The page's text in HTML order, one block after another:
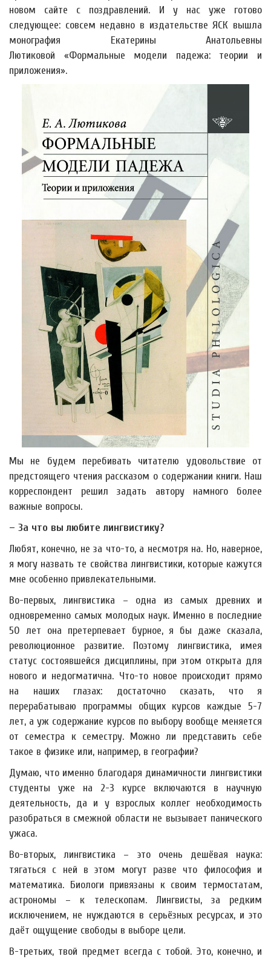
новом сайте с поздравлений. И у нас уже готово
следующее: совсем недавно в издательстве ЯСК вышла
монография Екатерины Анатольевны
Лютиковой «Формальные модели падежа: теории и
приложения».
Мы не будем перебивать читателю удовольствие от
предстоящего чтения рассказом о содержании книги. Наш
корреспондент решил задать автору намного более
важные вопросы.
– За что вы любите лингвистику?
Любят, конечно, не за что-то, а несмотря на. Но, наверное,
я могу назвать те свойства лингвистики, которые кажутся
мне особенно привлекательными.
Во-первых, лингвистика – одна из самых древних и
одновременно самых молодых наук. Именно в последние
50 лет она претерпевает бурное, я бы даже сказала,
революционное развитие. Поэтому лингвистика, имея
статус состоявшейся дисциплины, при этом открыта для
нового и недогматична. Что-то новое происходит прямо
на наших глазах: достаточно сказать, что я
перерабатываю программы общих курсов каждые 5-7
лет, а уж содержание курсов по выбору вообще меняется
от семестра к семестру. Можно ли представить себе
такое в физике или, например, в географии?
Думаю, что именно благодаря динамичности лингвистики
студенты уже на 2-3 курсе включаются в научную
деятельность, да и у взрослых коллег необходимость
разобраться в смежной области не вызывает панического
ужаса.
Во-вторых, лингвистика – это очень дешёвая наука:
тягаться с ней в этом могут разве что философия и
математика. Биологи привязаны к своим термостатам,
астрономы – к телескопам. Лингвисты, за редким
исключением, не нуждаются в серьёзных ресурсах, и это
даёт ощущение свободы в выборе цели.
В-третьих, твой предмет всегда с тобой. Это, конечно, и